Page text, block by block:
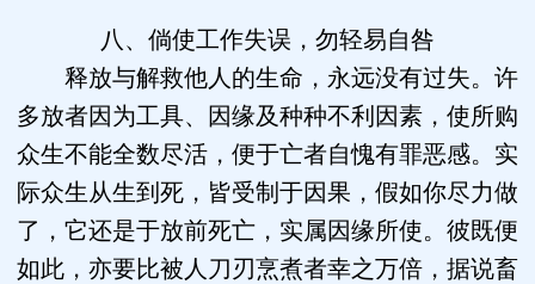
八、倘使工作失误，勿轻易自咎
释放与解救他人的生命，永远没有过失。许
多放者因为工具、因缘及种种不利因素，使所购
众生不能全数尽活，便于亡者自愧有罪恶感。实
际众生从生到死，皆受制于因果，假如你尽力做
了，它还是于放前死亡，实属因缘所使。彼既便
如此，亦要比被人刀刃烹煮者幸之万倍，据说畜